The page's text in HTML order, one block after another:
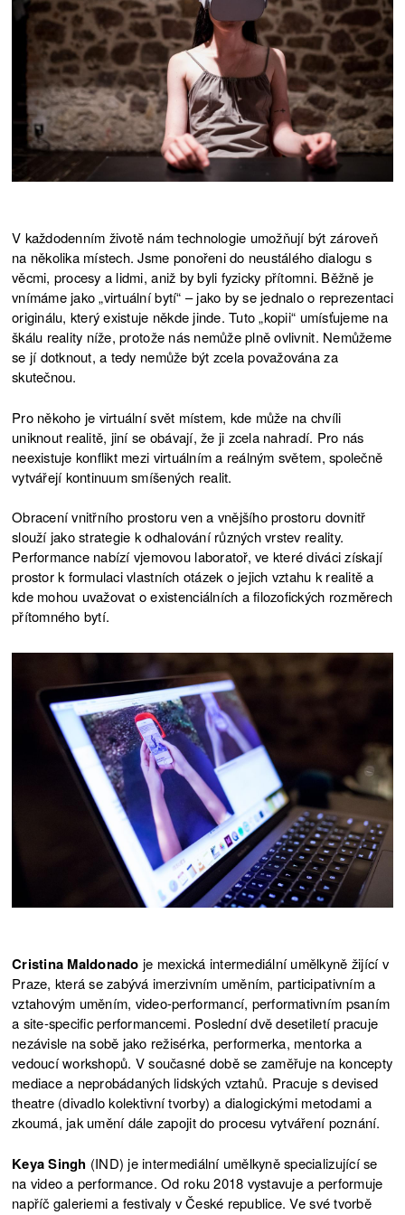
4+4 DNY V POHYBU / ZRUŠENO
14.10.2020 INSIDER: ODKRÝVÁNÍ REALITY /
4+4 DNY V POHYBU / ZRUŠENO
13.10.2020 INSIDER: ODKRÝVÁNÍ REALITY /
4+4 DNY V POHYBU / ZRUŠENO
16.8.2020 INSIDER: ODKRÝVÁNÍ REALITY /
GAMPA
15.8.2020 GAMPA
14.8.2020 INSIDER: ODKRÝVÁNÍ REALITY /
GAMPA
11.8.2020 INSIDER: ODKRÝVÁNÍ REALITY
10.8.2020
9.8.2020 INSIDER: ODKRÝVÁNÍ REALITY
8.12.2019 INSIDER: ODKRÝVÁNÍ REALITY /
PAF
7.12.2019 INSIDER: ODKRÝVÁNÍ REALITY /
PAF
1.12.2019 INSIDER: ODKRÝVÁNÍ REALITY
30.11.2019 INSIDER: ODKRÝVÁNÍ REALITY
29.11.2019 INSIDER: ODKRÝVÁNÍ REALITY
28.11.2019 INSIDER: ODKRÝVÁNÍ REALITY /
ZAHÁJENÍ
V každodenním životě nám technologie umožňují být zároveň
na několika místech. Jsme ponořeni do neustálého dialogu s
věcmi, procesy a lidmi, aniž by byli fyzicky přítomni. Běžně je
vnímáme jako „virtuální bytí“ – jako by se jednalo o reprezentaci
originálu, který existuje někde jinde. Tuto „kopii“ umísťujeme na
škálu reality níže, protože nás nemůže plně ovlivnit. Nemůžeme
se jí dotknout, a tedy nemůže být zcela považována za
skutečnou.
Pro někoho je virtuální svět místem, kde může na chvíli
uniknout realitě, jiní se obávají, že ji zcela nahradí. Pro nás
neexistuje konflikt mezi virtuálním a reálným světem, společně
vytvářejí kontinuum smíšených realit.
Obracení vnitřního prostoru ven a vnějšího prostoru dovnitř
slouží jako strategie k odhalování různých vrstev reality.
Performance nabízí vjemovou laboratoř, ve které diváci získají
prostor k formulaci vlastních otázek o jejich vztahu k realitě a
kde mohou uvažovat o existenciálních a filozofických rozměrech
přítomného bytí.
Cristina Maldonado je mexická intermediální umělkyně žijící v
Praze, která se zabývá imerzivním uměním, participativním a
vztahovým uměním, video-performancí, performativním psaním
a site-specific performancemi. Poslední dvě desetiletí pracuje
nezávisle na sobě jako režisérka, performerka, mentorka a
vedoucí workshopů. V současné době se zaměřuje na koncepty
mediace a neprobádaných lidských vztahů. Pracuje s devised
theatre (divadlo kolektivní tvorby) a dialogickými metodami a
zkoumá, jak umění dále zapojit do procesu vytváření poznání.
Keya Singh (IND) je intermediální umělkyně specializující se
na video a performance. Od roku 2018 vystavuje a performuje
napříč galeriemi a festivaly v České republice. Ve své tvorbě